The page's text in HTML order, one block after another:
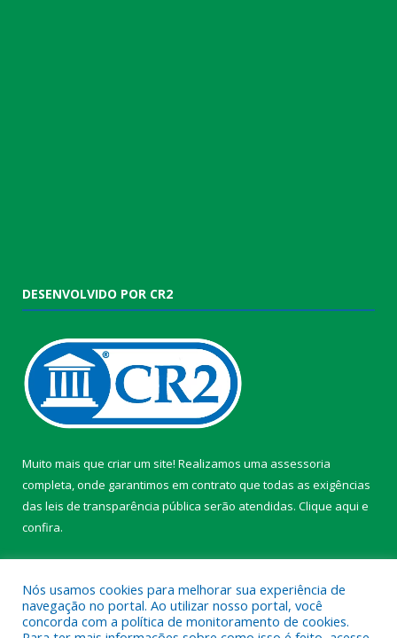
DESENVOLVIDO POR CR2
Muito mais que criar um site! Realizamos uma assessoria
completa, onde garantimos em contrato que todas as exigências
das leis de transparência pública serão atendidas. Clique aqui e
confira.
Nós usamos cookies para melhorar sua experiência de
navegação no portal. Ao utilizar nosso portal, você
concorda com a política de monitoramento de cookies.